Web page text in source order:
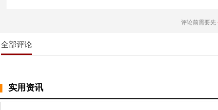
评论前需要先
全部评论
实用资讯